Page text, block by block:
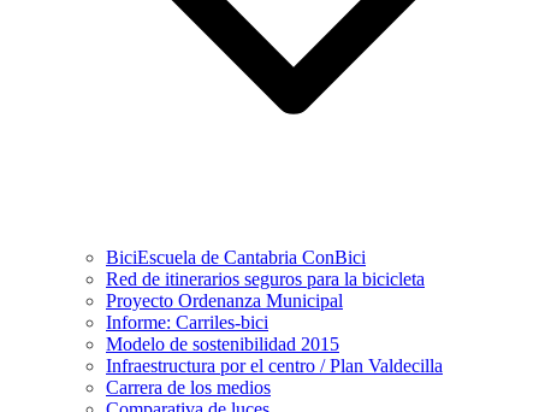
BiciEscuela de Cantabria ConBici
Red de itinerarios seguros para la bicicleta
Proyecto Ordenanza Municipal
Informe: Carriles-bici
Modelo de sostenibilidad 2015
Infraestructura por el centro / Plan Valdecilla
Carrera de los medios